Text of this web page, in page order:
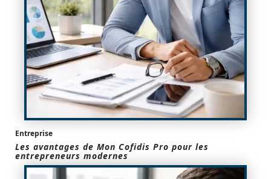
Entreprise
Les avantages de Mon Cofidis Pro pour les
entrepreneurs modernes